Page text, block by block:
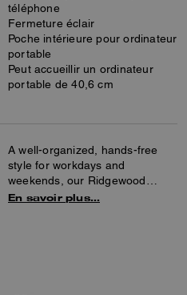
téléphone
Fermeture éclair
Poche intérieure pour ordinateur
portable
Peut accueillir un ordinateur
portable de 40,6 cm
A well-organized, hands-free
style for workdays and
weekends, our Ridgewood
backpack is inspired by the
En savoir plus…